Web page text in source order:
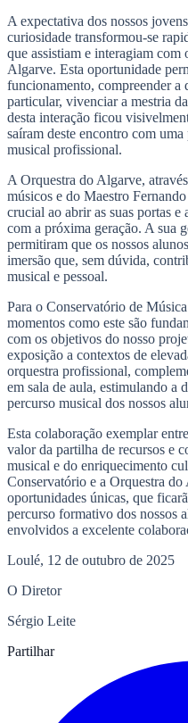
A expectativa dos nossos
curiosidade transformou-se
que assistiam e interagiam com
Algarve. Esta oportunidade
funcionamento, compreender a
particular, vivenciar a mestria
desta interação ficou
saíram deste encontro com
musical profissional.
A Orquestra do Algarve,
músicos e do Maestro
crucial ao abrir as suas portas e
com a próxima geração. A sua
permitiram que os nossos
imersão que, sem dúvida,
musical e pessoal.
Para o Conservatório de
momentos como este são
com os objetivos do nosso
exposição a contextos de
orquestra profissional,
em sala de aula, estimulando a
percurso musical dos nossos
Esta colaboração exemplar
valor da partilha de recursos e
musical e do enriquecimento
Conservatório e a Orquestra
oportunidades únicas, que
percurso formativo dos nossos
envolvidos a excelente
Loulé, 12 de outubro de 2025
O Diretor
Sérgio Leite
Partilhar